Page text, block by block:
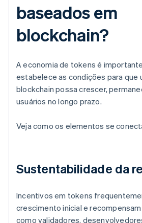
baseados em
blockchain?
A economia de tokens é
estabelece as condições para que
blockchain possa crescer,
usuários no longo prazo.
Veja como os elementos se
Sustentabilidade da
Incentivos em tokens
crescimento inicial e
como validadores,